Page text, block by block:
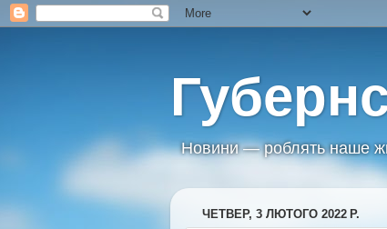
Новини — роблять наше
ЧЕТВЕР, 3 ЛЮТОГО 2022 Р.